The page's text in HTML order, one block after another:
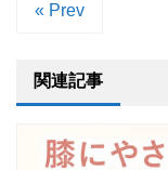
« Prev
関連記事